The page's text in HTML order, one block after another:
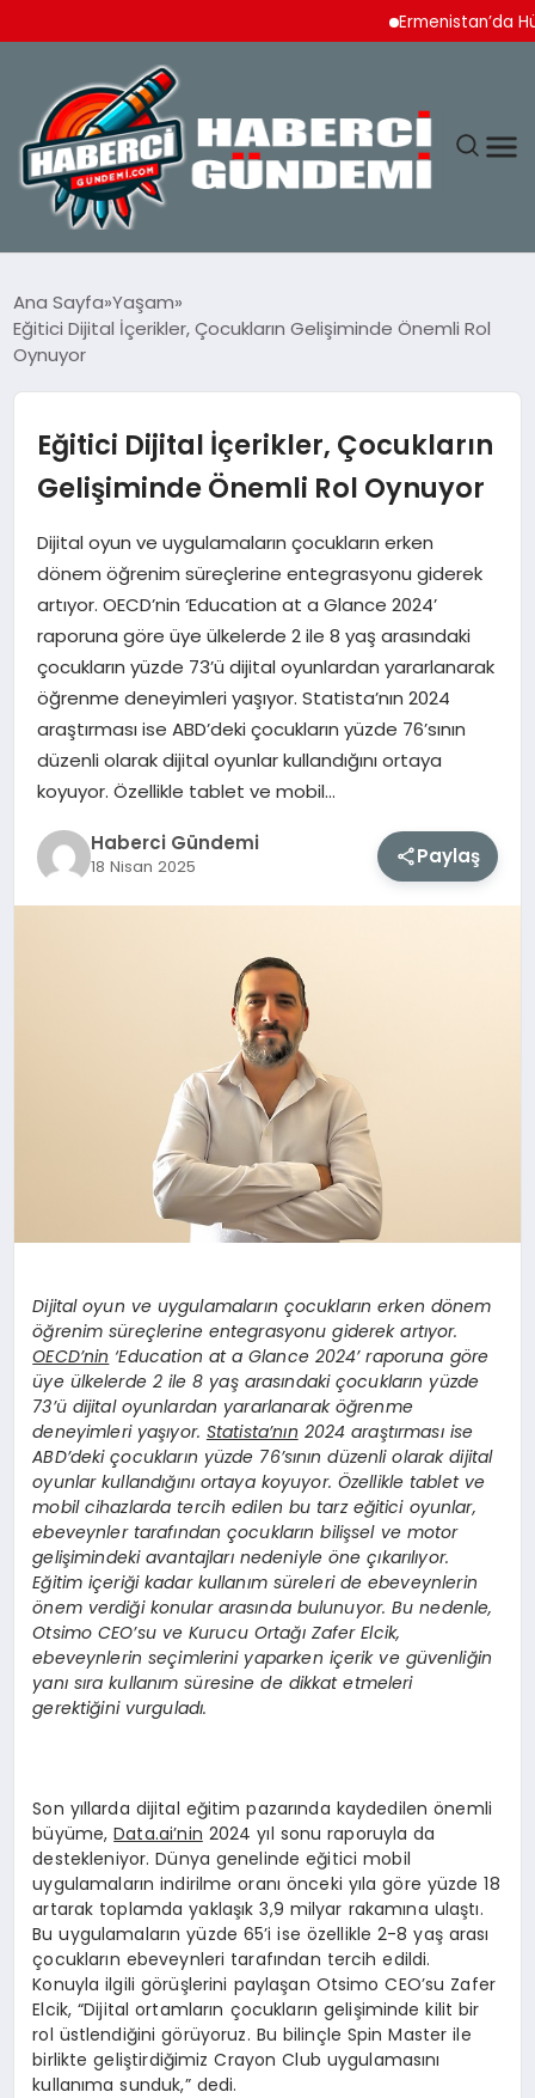
Ermenistan’da
YAŞAM
EKONOMI
DÜNYA
EĞITIM
SAĞLIK
TEKNOLOJI
Ana Sayfa Yaşam
Eğitici Dijital İçerikler, Çocukların Gelişiminde Önemli Rol
Oynuyor
Eğitici Dijital İçerikler, Çocukların
Gelişiminde Önemli Rol Oynuyor
Dijital oyun ve uygulamaların çocukların erken
dönem öğrenim süreçlerine entegrasyonu giderek
artıyor. OECD’nin ‘Education at a Glance 2024’
raporuna göre üye ülkelerde 2 ile 8 yaş arasındaki
çocukların yüzde 73’ü dijital oyunlardan yararlanarak
öğrenme deneyimleri yaşıyor. Statista’nın 2024
araştırması ise ABD’deki çocukların yüzde 76’sının
düzenli olarak dijital oyunlar kullandığını ortaya
koyuyor. Özellikle tablet ve mobil…
Haberci Gündemi
18 Nisan 2025 Paylaş
Dijital oyun ve uygulamaların çocukların erken dönem
öğrenim süreçlerine entegrasyonu giderek artıyor.
OECD’nin ‘Education at a Glance 2024’ raporuna göre
üye ülkelerde 2 ile 8 yaş arasındaki çocukların yüzde
73’ü dijital oyunlardan yararlanarak öğrenme
deneyimleri yaşıyor. Statista’nın 2024 araştırması ise
ABD’deki çocukların yüzde 76’sının düzenli olarak dijital
oyunlar kullandığını ortaya koyuyor. Özellikle tablet ve
mobil cihazlarda tercih edilen bu tarz eğitici oyunlar,
ebeveynler tarafından çocukların bilişsel ve motor
gelişimindeki avantajları nedeniyle öne çıkarılıyor.
Eğitim içeriği kadar kullanım süreleri de ebeveynlerin
önem verdiği konular arasında bulunuyor. Bu nedenle,
Otsimo CEO’su ve Kurucu Ortağı Zafer Elcik,
ebeveynlerin seçimlerini yaparken içerik ve güvenliğin
yanı sıra kullanım süresine de dikkat etmeleri
gerektiğini vurguladı.
Son yıllarda dijital eğitim pazarında kaydedilen önemli
büyüme,Data.ai’nin 2024 yıl sonu raporuyla da
destekleniyor. Dünya genelinde eğitici mobil
uygulamaların indirilme oranı önceki yıla göre yüzde 18
artarak toplamda yaklaşık 3,9 milyar rakamına ulaştı.
Bu uygulamaların yüzde 65’i ise özellikle 2-8 yaş arası
çocukların ebeveynleri tarafından tercih edildi.
Konuyla ilgili görüşlerini paylaşan Otsimo CEO’su Zafer
Elcik, “Dijital ortamların çocukların gelişiminde kilit bir
rol üstlendiğini görüyoruz. Bu bilinçle Spin Master ile
birlikte geliştirdiğimiz Crayon Club uygulamasını
kullanıma sunduk,” dedi.